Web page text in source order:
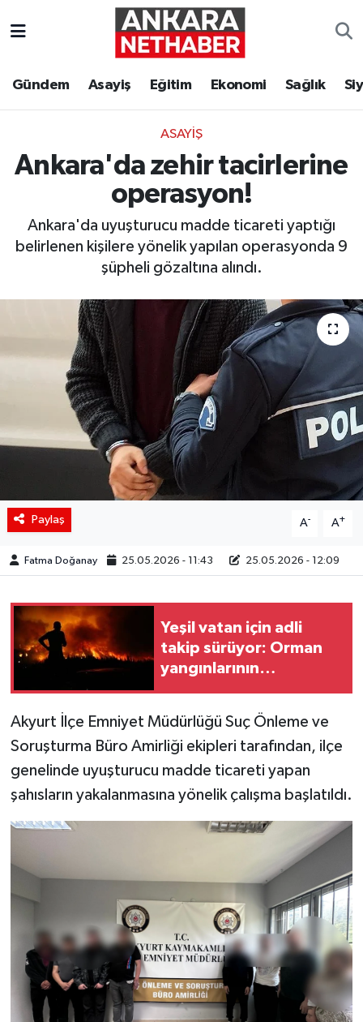
Gündem Asayiş Eğitim Ekonomi Sağlık
ASAYIŞ
Ankara'da zehir tacirlerine
operasyon!
Ankara'da uyuşturucu madde ticareti yaptığı
belirlenen kişilere yönelik yapılan operasyonda 9
şüpheli gözaltına alındı.
Paylaş A- A+
Fatma Doğanay 25.05.2026 - 11:43 25.05.2026 - 12:09
Yeşil vatan için adli
takip sürüyor: Orman
yangınlarının
Akyurt İlçe Emniyet Müdürlüğü Suç Önleme ve
Soruşturma Büro Amirliği ekipleri tarafından, ilçe
genelinde uyuşturucu madde ticareti yapan
şahısların yakalanmasına yönelik çalışma başlatıldı.
Gündem
Kim Kimdir Nereli
Resmi İlanlar
Sağlık
Siyaset
Spor
Yaşam
Ankara Hava Durumu
Süper Lig Puan Durumu ve Fikstür
Tüm Manşetler
Son Dakika Haberleri
Haber Arşivi